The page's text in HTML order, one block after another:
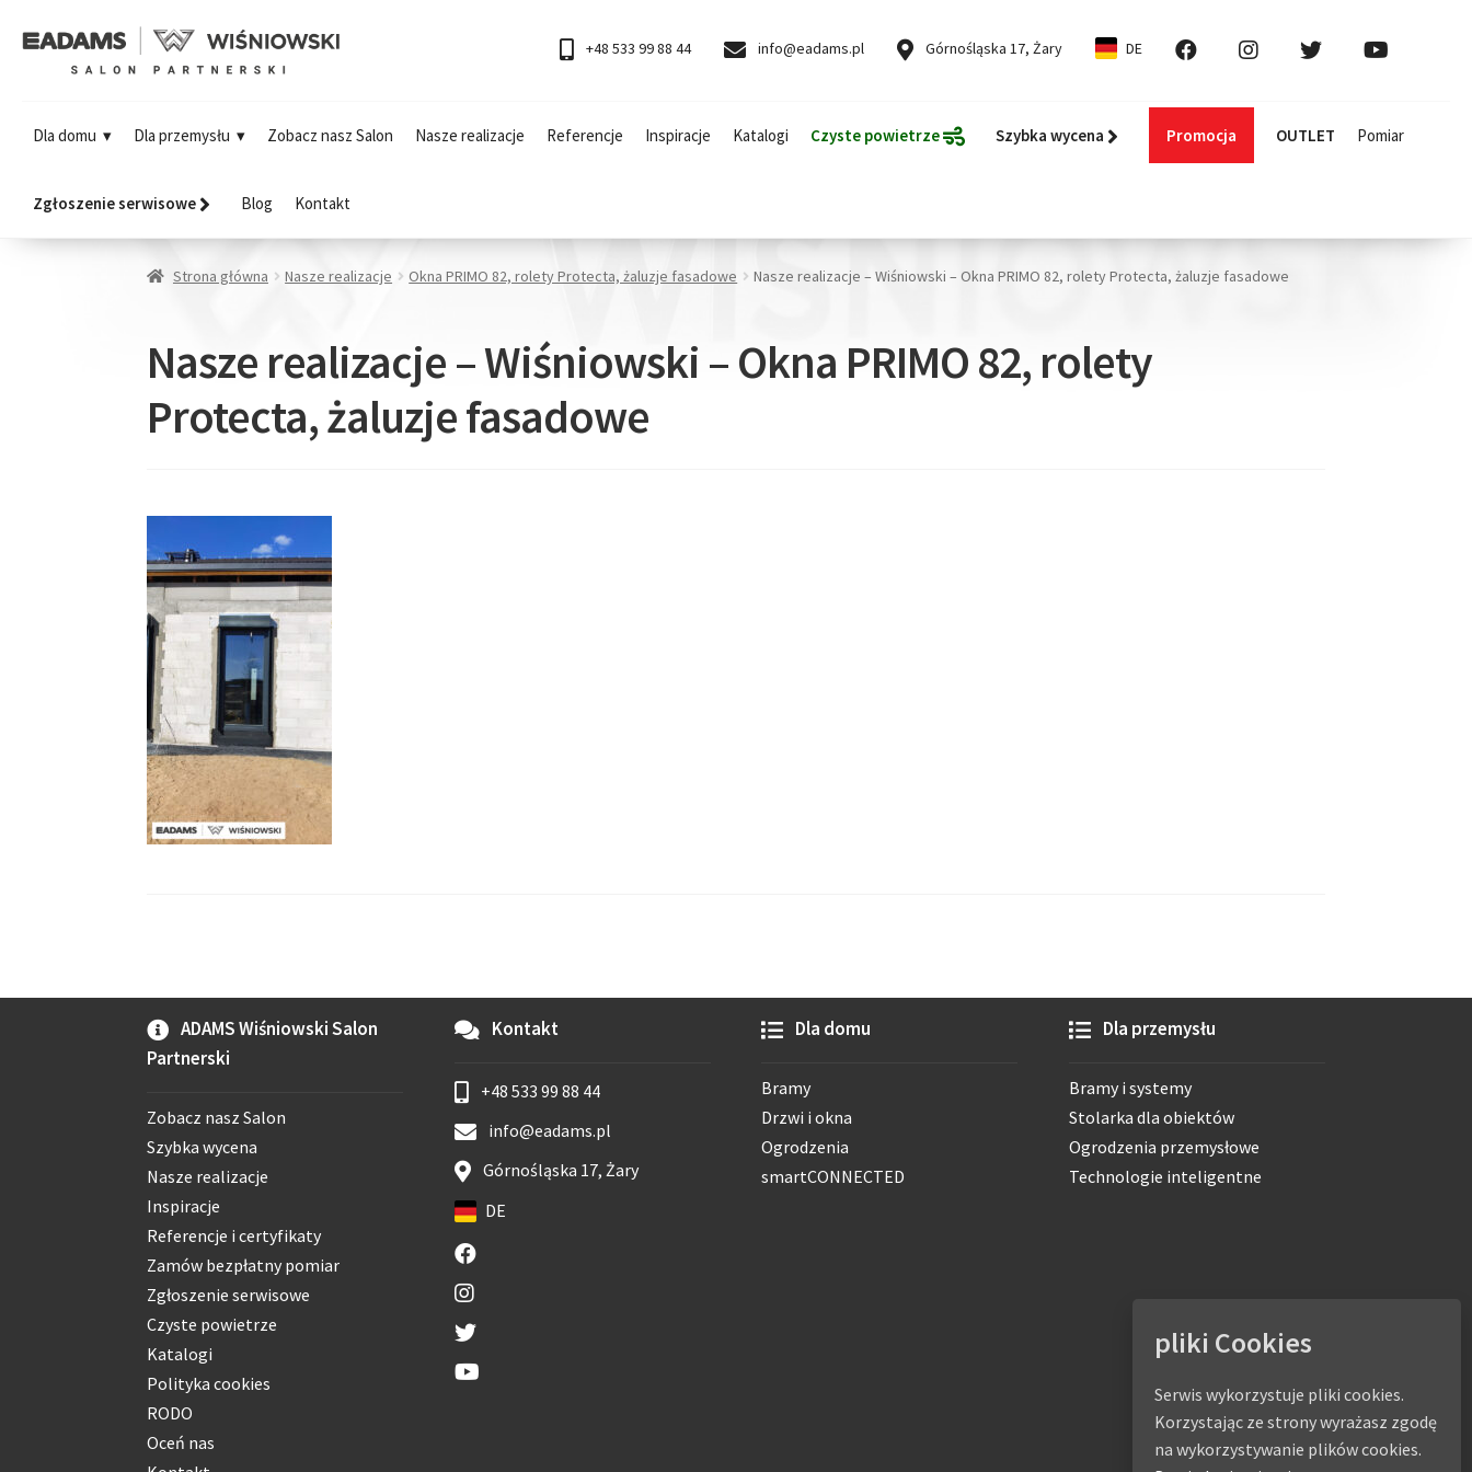
+48 533 99 88 44 info@eadams.pl Górnośląska 17, Żary DE
Dla domu Dla przemysłu Zobacz nasz Salon Nasze realizacje Referencje Inspiracje Katalogi Czyste powietrze Szybka wycena Promocja OUTLET Pomiar
Zgłoszenie serwisowe Blog Kontakt
Strona główna Nasze realizacje Okna PRIMO 82, rolety Protecta, żaluzje fasadowe Nasze realizacje – Wiśniowski – Okna PRIMO 82, rolety Protecta, żaluzje fasadowe
Nasze realizacje – Wiśniowski – Okna PRIMO 82, rolety
Protecta, żaluzje fasadowe
ADAMS Wiśniowski Salon
Partnerski
Zobacz nasz Salon
Szybka wycena
Nasze realizacje
Inspiracje
Referencje i certyfikaty
Zamów bezpłatny pomiar
Zgłoszenie serwisowe
Czyste powietrze
Katalogi
Polityka cookies
RODO
Oceń nas
Kontakt
+48 533 99 88 44
info@eadams.pl
Górnośląska 17, Żary
DE
Dla domu
Bramy
Drzwi i okna
Ogrodzenia
smartCONNECTED
Dla przemysłu
Bramy i systemy
Stolarka dla obiektów
Ogrodzenia przemysłowe
Technologie inteligentne
pliki Cookies
Serwis wykorzystuje pliki cookies.
Korzystając ze strony wyrażasz zgodę
na wykorzystywanie plików cookies.